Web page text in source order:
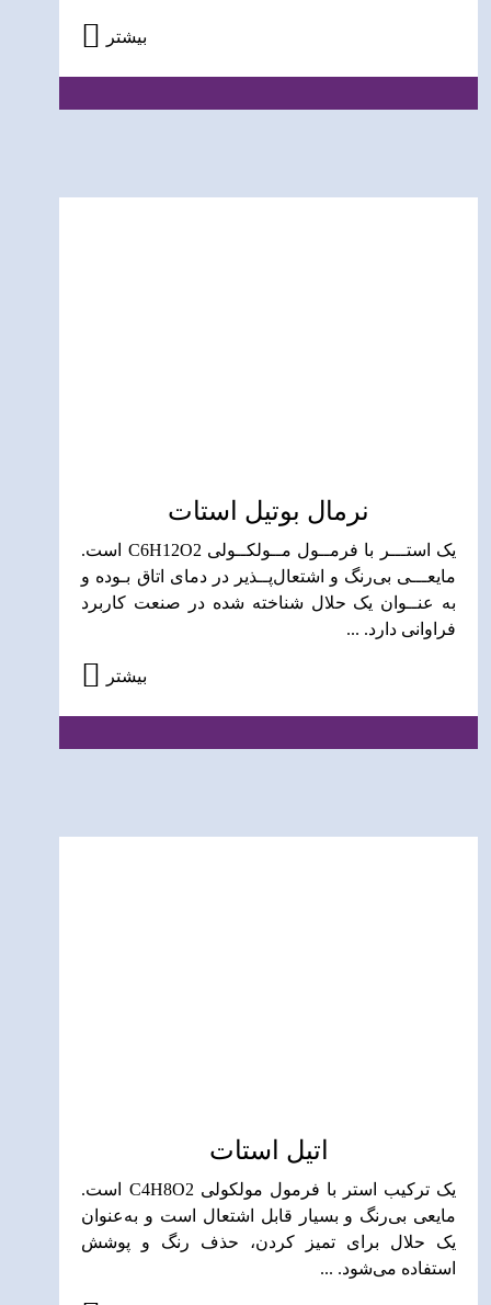
بیشتر
نرمال بوتیل استات
یک استـــر با فرمــول مــولکــولی C6H12O2 است.
مایعـــی بی‌رنگ و اشتعال‌پــذیر در دمای اتاق بـوده و
به عنــوان یک حلال شناخته شده در صنعت کاربرد
فراوانی دارد. ...
بیشتر
اتیل استات
یک ترکیب استر با فرمول مولکولی C4H8O2 است.
مایعی بی‌رنگ و بسیار قابل اشتعال است و به‌عنوان
یک حلال برای تمیز کردن، حذف رنگ و پوشش
استفاده می‌شود. ...